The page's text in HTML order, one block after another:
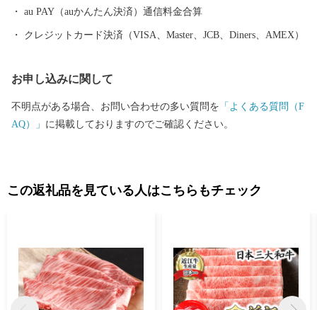
au PAY（auかんたん決済）通信料金合算
クレジットカード決済（VISA、Master、JCB、Diners、AMEX）
お申し込みに関して
不明点がある場合、お問い合わせの多い質問を 「よくある質問（F
AQ）」 に掲載しておりますのでご確認ください。
この返礼品を見ている人はこちらもチェック